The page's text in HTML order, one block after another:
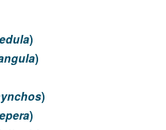
)
)
)
)